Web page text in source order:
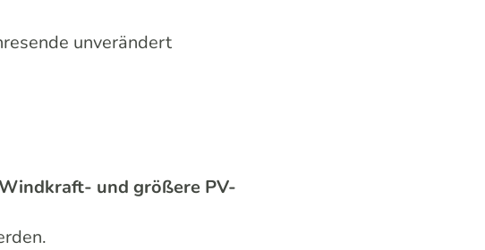
unverändert
und größere PV-